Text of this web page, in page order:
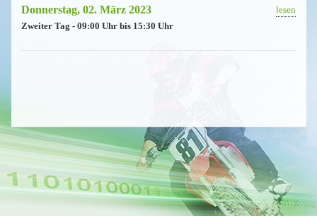
lesen
Donnerstag, 02. März 2023
Zweiter Tag - 09:00 Uhr bis 15:30 Uhr